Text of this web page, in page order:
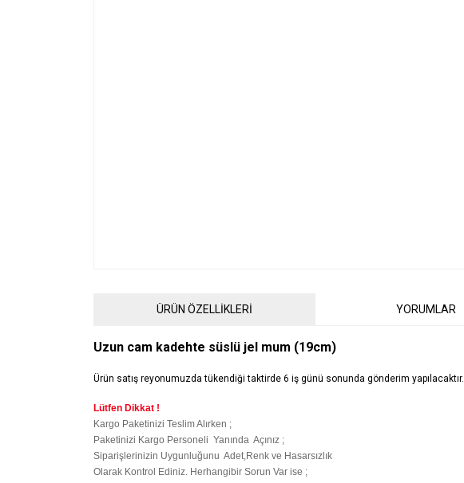
ÜRÜN ÖZELLİKLERİ YORUMLAR
Uzun cam kadehte süslü jel mum (19cm)
Ürün satış reyonumuzda tükendiği taktirde 6 iş günü sonunda gönderim yapılacaktır.
Lütfen Dikkat !
Kargo Paketinizi Teslim Alırken ;
Paketinizi Kargo Personeli Yanında Açınız ;
Siparişlerinizin Uygunluğunu Adet,Renk ve Hasarsızlık
Olarak Kontrol Ediniz. Herhangibir Sorun Var ise ;